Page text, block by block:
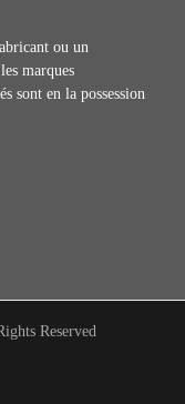
ou un
marques
sont en la possession
Reserved